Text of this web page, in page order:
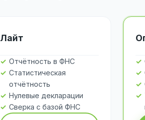
Лайт
Отчётность в ФНС
Статистическая
отчётность
Нулевые декларации
Сверка с базой ФНС